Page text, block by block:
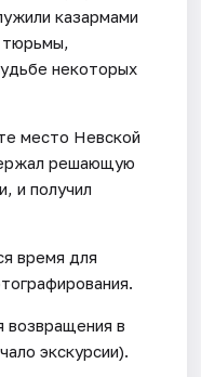
казармами
тюрьмы,
некоторых
место Невской
решающую
и получил
время для
возвращения в
экскурсии).